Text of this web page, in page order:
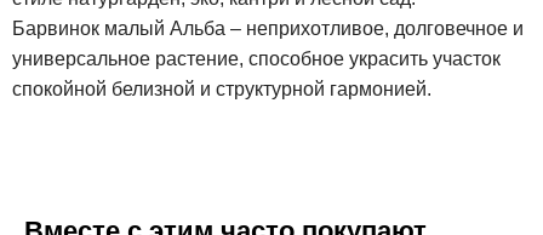
Барвинок малый Альба – неприхотливое, долговечное и
универсальное растение, способное украсить участок
спокойной белизной и структурной гармонией.